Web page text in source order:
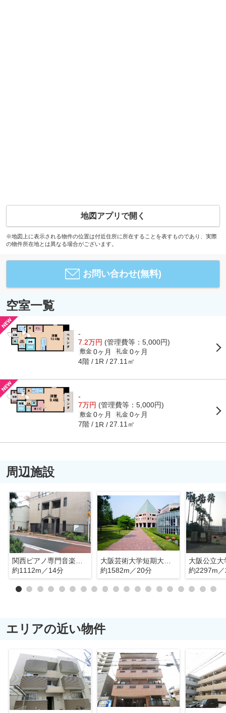
地図アプリで開く
※地図上に表示される物件の位置は付近住所に所在することを表すものであり、実際
の物件所在地とは異なる場合がございます。
お問い合わせ(無料)
空室一覧
-
7.2万円 (管理費等：5,000円)
敷金 0ヶ月 礼金 0ヶ月
4階 1R 27.11㎡
-
7万円 (管理費等：5,000円)
敷金 0ヶ月 礼金 0ヶ月
7階 1R 27.11㎡
周辺施設
約1112m／14分
大阪芸術大学短期大学部
約1582m／20分
大阪公立
約2297m
エリアの近い物件